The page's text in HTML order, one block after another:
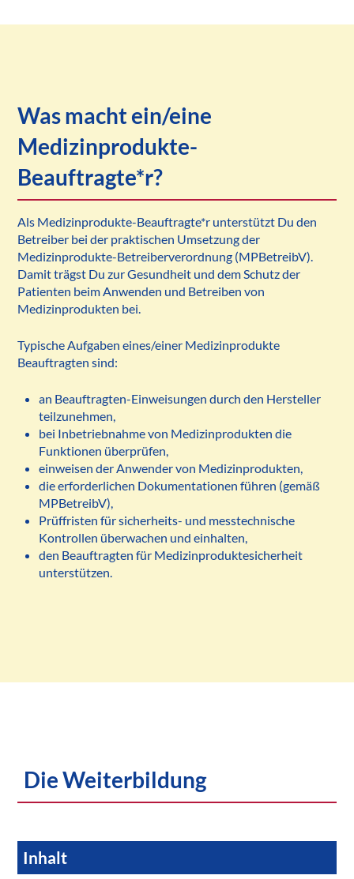
Was macht ein/eine
Medizinprodukte-
Beauftragte*r?
Als Medizinprodukte-Beauftragte*r unterstützt Du den
Betreiber bei der praktischen Umsetzung der
Medizinprodukte-Betreiberverordnung (MPBetreibV).
Damit trägst Du zur Gesundheit und dem Schutz der
Patienten beim Anwenden und Betreiben von
Medizinprodukten bei.
Typische Aufgaben eines/einer Medizinprodukte
Beauftragten sind:
an Beauftragten-Einweisungen durch den Hersteller
teilzunehmen,
bei Inbetriebnahme von Medizinprodukten die
Funktionen überprüfen,
einweisen der Anwender von Medizinprodukten,
die erforderlichen Dokumentationen führen (gemäß
MPBetreibV),
Prüffristen für sicherheits- und messtechnische
Kontrollen überwachen und einhalten,
den Beauftragten für Medizinproduktesicherheit
unterstützen.
Die Weiterbildung
Inhalt